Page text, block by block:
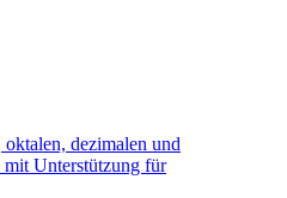
dezimalen und
mit Unterstützung für